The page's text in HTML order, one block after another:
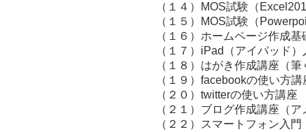
（１４）MOS試験（
（１５）MOS試験（
（１６）ホームページ作成
（１７）iPad（アイパッド
（１８）はがき作成講座（
（１９）facebookの使い方講
（２０）twitterの使い方講座
（２１）ブログ作成講座（
（２２）スマートフォン入門